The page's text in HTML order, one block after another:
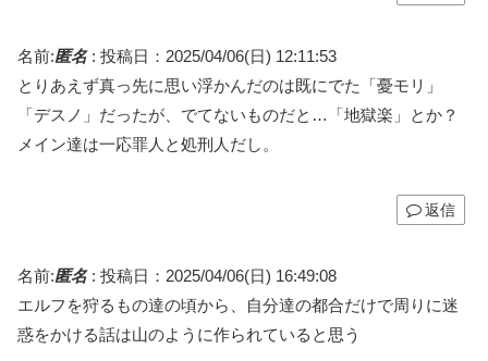
名前:匿名: 投稿日：2025/04/06(日) 12:11:53
とりあえず真っ先に思い浮かんだのは既にでた「憂モリ」
「デスノ」だったが、でてないものだと…「地獄楽」とか？
メイン達は一応罪人と処刑人だし。
返信
名前:匿名: 投稿日：2025/04/06(日) 16:49:08
エルフを狩るもの達の頃から、自分達の都合だけで周りに迷
惑をかける話は山のように作られていると思う